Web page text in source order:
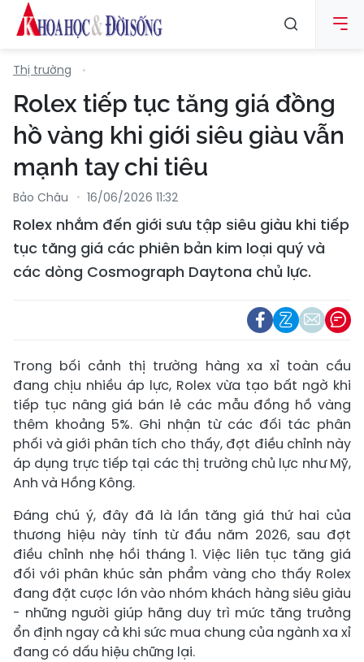
Thị trường
Rolex tiếp tục tăng giá đồng
hồ vàng khi giới siêu giàu vẫn
mạnh tay chi tiêu
Bảo Châu 16/06/2026 11:32
Rolex nhắm đến giới sưu tập siêu giàu khi tiếp
tục tăng giá các phiên bản kim loại quý và
các dòng Cosmograph Daytona chủ lực.
Trong bối cảnh thị trường hàng xa xỉ toàn cầu
đang chịu nhiều áp lực, Rolex vừa tạo bất ngờ khi
tiếp tục nâng giá bán lẻ các mẫu đồng hồ vàng
thêm khoảng 5%. Ghi nhận từ các đối tác phân
phối và giới phân tích cho thấy, đợt điều chỉnh này
áp dụng trực tiếp tại các thị trường chủ lực như Mỹ,
Anh và Hồng Kông.
Đáng chú ý, đây đã là lần tăng giá thứ hai của
thương hiệu này tính từ đầu năm 2026, sau đợt
điều chỉnh nhẹ hồi tháng 1. Việc liên tục tăng giá
đối với phân khúc sản phẩm vàng cho thấy Rolex
đang đặt cược lớn vào nhóm khách hàng siêu giàu
- những người giúp hãng duy trì mức tăng trưởng
ổn định ngay cả khi sức mua chung của ngành xa xỉ
đang có dấu hiệu chững lại.